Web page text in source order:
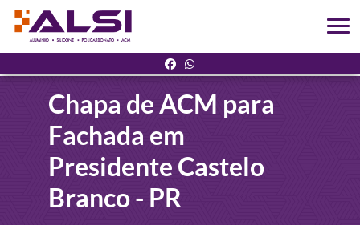
Chapa de ACM para
Fachada em
Presidente Castelo
Branco - PR